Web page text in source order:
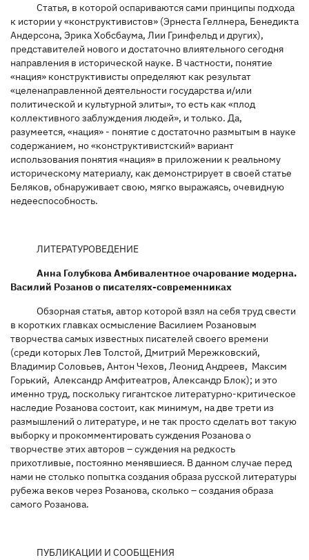
Статья, в которой оспариваются сами принципы подхода
к истории у «конструктивистов» (Эрнеста Геллнера, Бенедикта
Андерсона, Эрика Хобсбаума, Лии Гринфельд и других),
представителей нового и достаточно влиятельного сегодня
направления в исторической науке. В частности, понятие
«нация» конструктивисты определяют как результат
«целенаправленной деятельности государства и/или
политической и культурной элиты», то есть как «плод
коллективного заблуждения людей», и только. Да,
разумеется, «нация» - понятие с достаточно размытым в науке
содержанием, но «конструктивистский» вариант
использования понятия «нация» в приложении к реальному
историческому материалу, как демонстрирует в своей статье
Беляков, обнаруживает свою, мягко выражаясь, очевидную
недееспособность.
ЛИТЕРАТУРОВЕДЕНИЕ
Анна Голубкова Амбивалентное очарование модерна.
Василий Розанов о писателях-современниках
Обзорная статья, автор которой взял на себя труд свести
в коротких главках осмысление Василием Розановым
творчества самых известных писателей своего времени
(среди которых Лев Толстой, Дмитрий Мережковский,
Владимир Соловьев, Антон Чехов, Леонид Андреев, Максим
Горький, Александр Амфитеатров, Александр Блок); и это
именно труд, поскольку гигантское литературно-критическое
наследие Розанова состоит, как минимум, на две трети из
размышлений о литературе, и не так просто сделать вот такую
выборку и прокомментировать суждения Розанова о
творчестве этих авторов – суждения на редкость
прихотливые, постоянно менявшиеся. В данном случае перед
нами не столько попытка создания образа русской литературы
рубежа веков через Розанова, сколько – создания образа
самого Розанова.
ПУБЛИКАЦИИ И СООБЩЕНИЯ